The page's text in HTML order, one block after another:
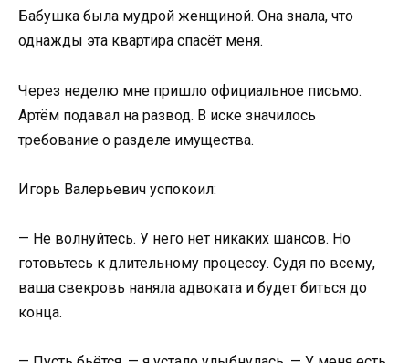
Бабушка была мудрой женщиной. Она знала, что
однажды эта квартира спасёт меня.
Через неделю мне пришло официальное письмо.
Артём подавал на развод. В иске значилось
требование о разделе имущества.
Игорь Валерьевич успокоил:
— Не волнуйтесь. У него нет никаких шансов. Но
готовьтесь к длительному процессу. Судя по всему,
ваша свекровь наняла адвоката и будет биться до
конца.